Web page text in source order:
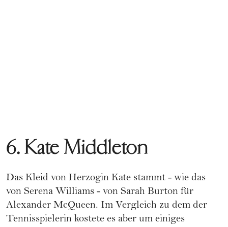
6. Kate Middleton
Das Kleid von Herzogin Kate stammt - wie das
von Serena Williams - von Sarah Burton für
Alexander McQueen. Im Vergleich zu dem der
Tennisspielerin kostete es aber um einiges